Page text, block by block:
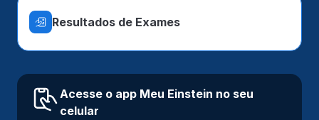
Resultados de Exames
Acesse o app Meu Einstein no seu
celular